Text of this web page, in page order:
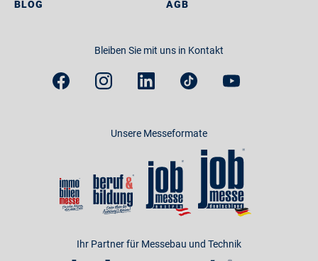
BLOG AGB
Bleiben Sie mit uns in Kontakt
Unsere Messeformate
Ihr Partner für Messebau und Technik